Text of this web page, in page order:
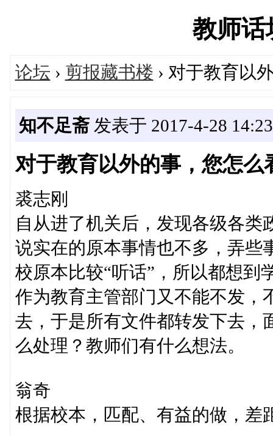
教师话
论坛 › 剪报藏书楼 › 对于教育以
知不足斋发表于 2017-4-28
对于教育以外的事，您怎么
裘志刚
自从进了机关后，发现各级各
说实在的原本事情也不多，弄些
校原本比较“听话”，所以都想
作为教育主管部门又不能不发，
去，于是所有文件都转发下去，
么处理？教师们有什么想法。
翁奇
根据校本，匹配、有益的做，差